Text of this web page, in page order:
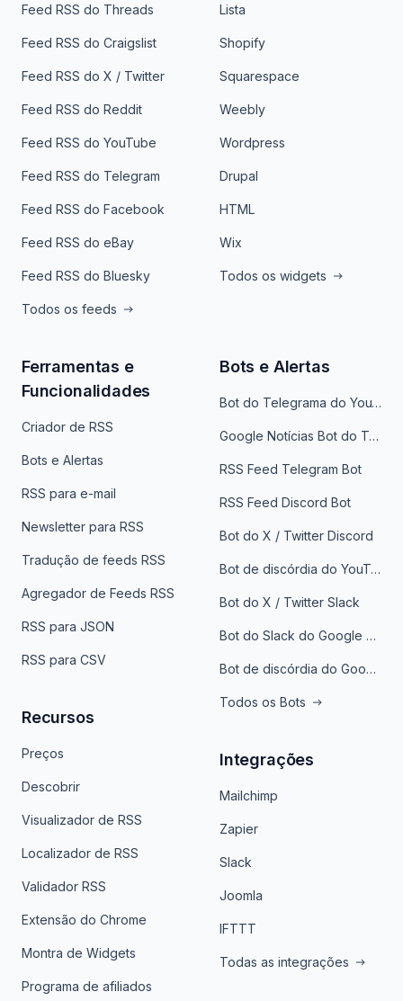
Feed RSS do Threads
Feed RSS do Craigslist
Feed RSS do X / Twitter
Feed RSS do Reddit
Feed RSS do YouTube
Feed RSS do Telegram
Feed RSS do Facebook
Feed RSS do eBay
Feed RSS do Bluesky
Todos os feeds
Lista
Shopify
Squarespace
Weebly
Wordpress
Drupal
HTML
Wix
Todos os widgets
Ferramentas e
Funcionalidades
Criador de RSS
Bots e Alertas
RSS para e-mail
Newsletter para RSS
Tradução de feeds RSS
Agregador de Feeds RSS
RSS para JSON
RSS para CSV
Recursos
Preços
Descobrir
Visualizador de RSS
Localizador de RSS
Validador RSS
Extensão do Chrome
Montra de Widgets
Programa de afiliados
Bots e Alertas
Bot do Telegrama do YouTube
Google Notícias Bot do Telegrama
RSS Feed Telegram Bot
RSS Feed Discord Bot
Bot do X / Twitter Discord
Bot de discórdia do YouTube
Bot do X / Twitter Slack
Bot do Slack do Google Notícias
Bot de discórdia do Google News
Todos os Bots
Integrações
Mailchimp
Zapier
Slack
Joomla
IFTTT
Todas as integrações